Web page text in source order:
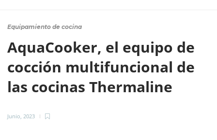
Equipamiento de cocina
AquaCooker, el equipo de
cocción multifuncional de
las cocinas Thermaline
Junio, 2023